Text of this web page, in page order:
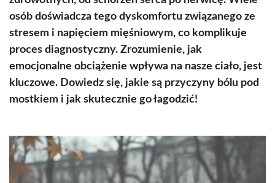
osób doświadcza tego dyskomfortu związanego ze
stresem i napięciem mięśniowym, co komplikuje
proces diagnostyczny. Zrozumienie, jak
emocjonalne obciążenie wpływa na nasze ciało, jest
kluczowe. Dowiedz się, jakie są przyczyny bólu pod
mostkiem i jak skutecznie go łagodzić!